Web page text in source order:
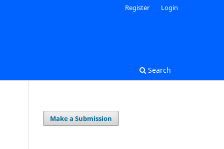
Search
Register Login
Make a Submission